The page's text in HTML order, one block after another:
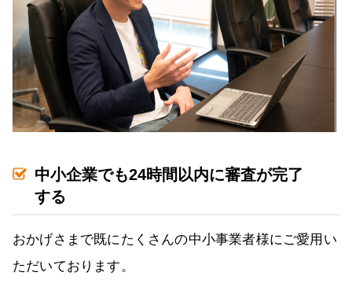
中小企業でも24時間以内に審査が完了
する
おかげさまで既にたくさんの中小事業者様にご愛用い
ただいております。